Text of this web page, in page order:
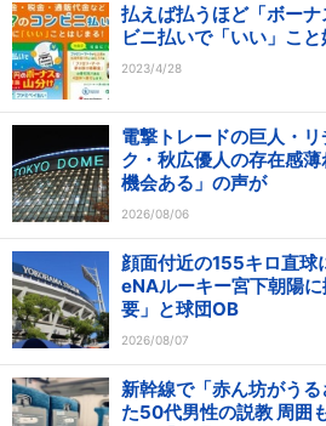
払えば払うほど「ボー
ビニ払いで「いい」こと
2023/4/28
電撃トレードの巨人・
ク・秋広優人の存在感
機会ある」の声が
2026/08/06
顔面付近の155キロ直球
eNAルーキー宮下朝陽
要」と球団OB
2026/08/07
新幹線で「赤ん坊がう
た50代男性の説教 周囲